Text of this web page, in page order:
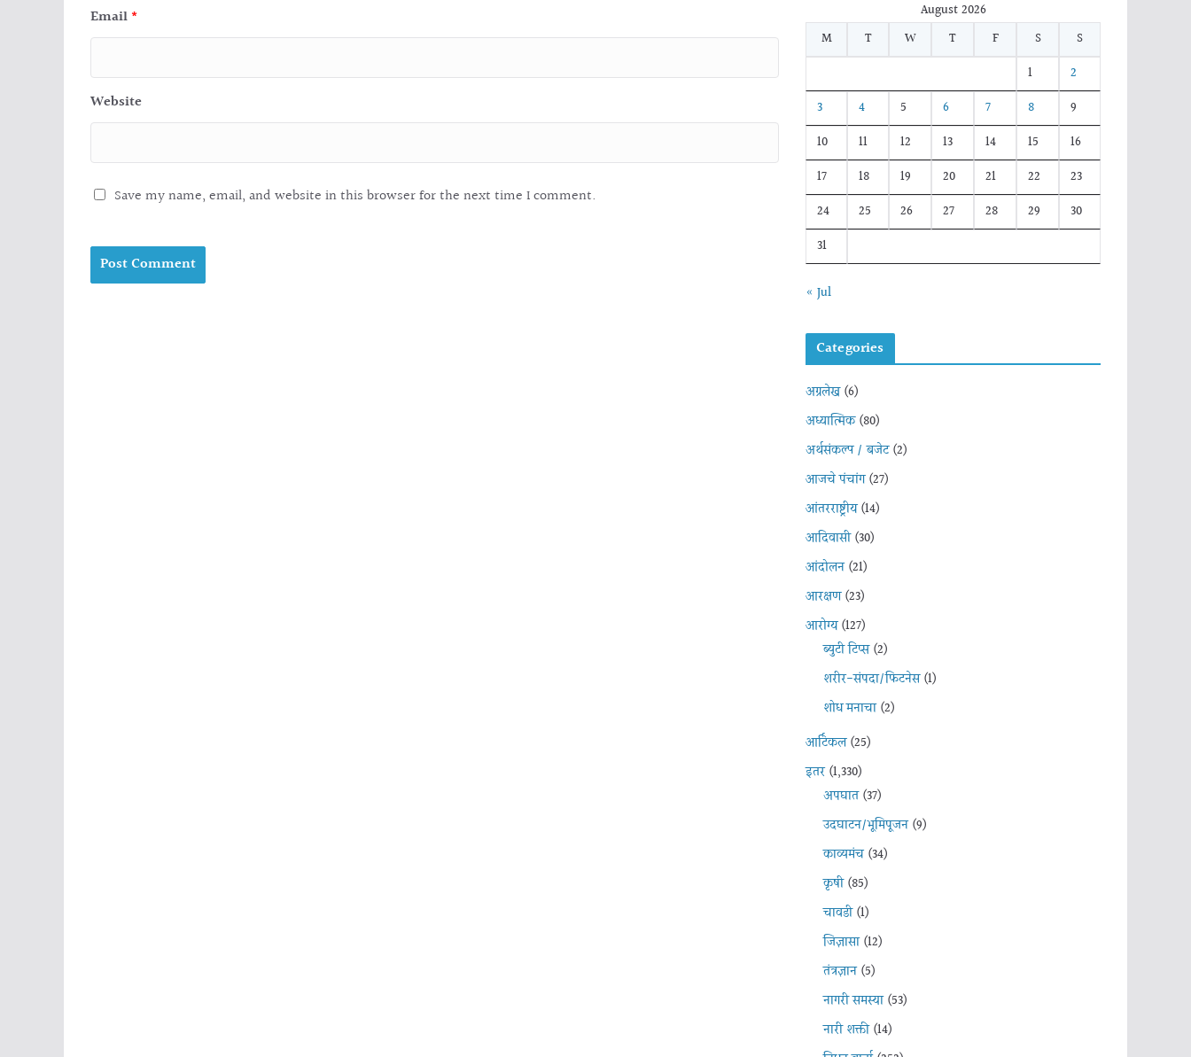
Email *
Website
Save my name, email, and website in this browser for the next time I comment.
August 2026
M
T W T F S
S
1
2
3
4 5 6 7 8
9
10
11 12 13 14 15
16
17
18 19 20 21 22
23
24
25 26 27 28 29
30
31
« Jul
Categories
अग्रलेख(6)
अध्यात्मिक(80)
अर्थसंकल्प / बजेट(2)
आजचे पंचांग(27)
आंतरराष्ट्रीय(14)
आदिवासी(30)
आंदोलन(21)
आरक्षण(23)
आरोग्य(127)
ब्युटी टिप्स(2)
शरीर-संपदा/फिटनेस(1)
शोध मनाचा(2)
आर्टिकल(25)
इतर(1,330)
अपघात(37)
उदघाटन/भूमिपूजन(9)
काव्यमंच(34)
कृषी(85)
चावडी(1)
जिज्ञासा(12)
तंत्रज्ञान(5)
नागरी समस्या(53)
नारी शक्ती(14)